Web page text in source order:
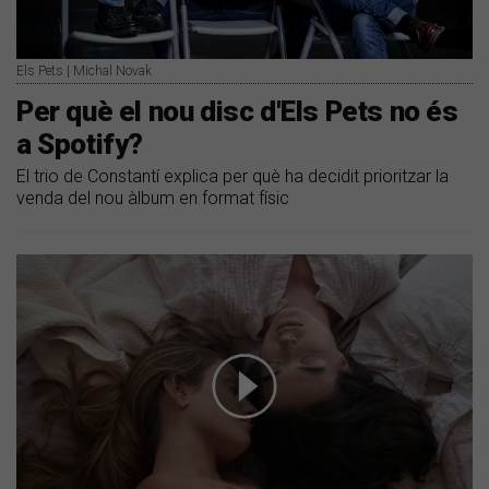
Els Pets | Michal Novak
Per què el nou disc d'Els Pets no és
a Spotify?
El trio de Constantí explica per què ha decidit prioritzar la
venda del nou àlbum en format físic